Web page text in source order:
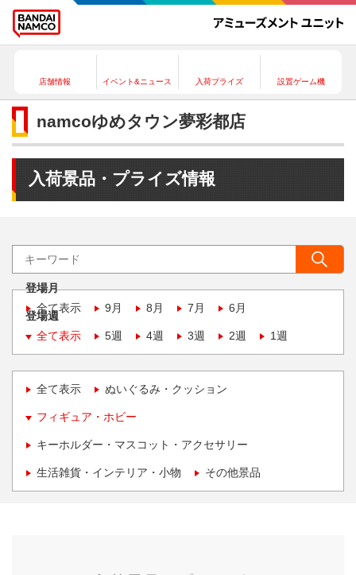
店舗情報 イベント&ニュース 入荷プライズ 設置ゲーム機
namcoゆめタウン夢彩都店
入荷景品・プライズ情報
登場月
全て表示
9月 8月 7月 6月
登場週
全て表示
5週 4週 3週 2週 1週
全て表示 ぬいぐるみ・クッション
フィギュア・ホビー
キーホルダー・マスコット・アクセサリー
生活雑貨・インテリア・小物 その他景品